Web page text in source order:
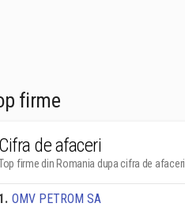
firme
Cifra de afaceri
firme din Romania dupa cifra de afaceri
1. OMV PETROM SA